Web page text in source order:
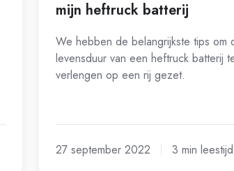
mijn heftruck batterij
We hebben de belangrijkste tips om
levensduur van een heftruck batterij
verlengen op een rij gezet.
27 september 2022 3 min leestijd